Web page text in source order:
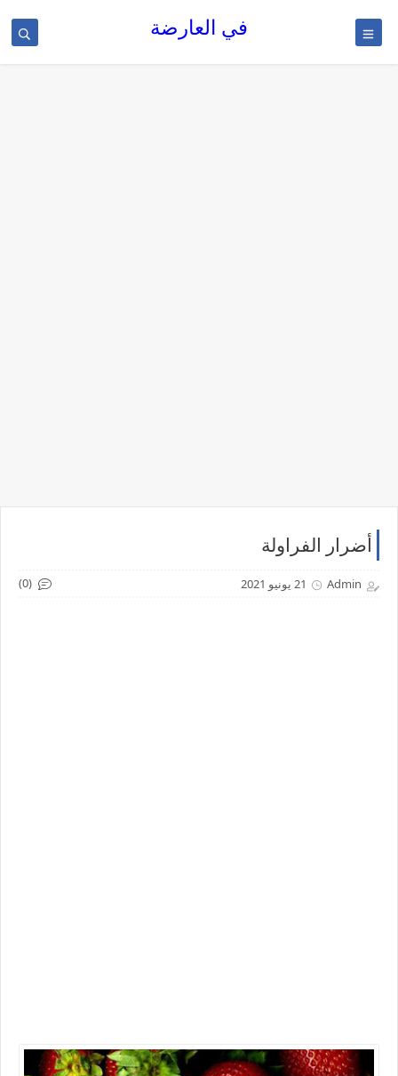
في العارضة
أضرار الفراولة
Admin 21 يونيو 2021 (0)